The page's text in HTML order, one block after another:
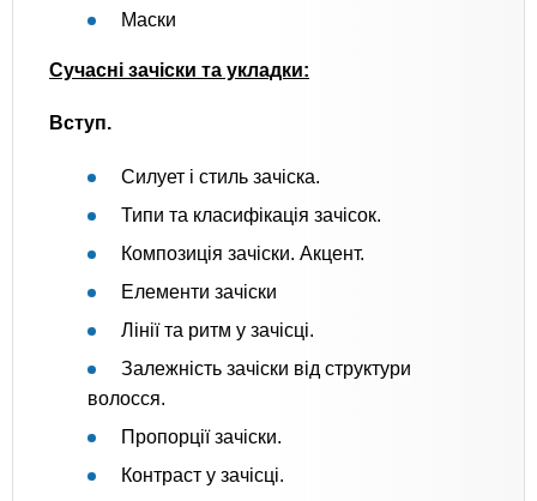
Маски
Сучасні зачіски та укладки:
Вступ.
Силует і стиль зачіска.
Типи та класифікація зачісок.
Композиція зачіски. Акцент.
Елементи зачіски
Лінії та ритм у зачісці.
Залежність зачіски від структури
волосся.
Пропорції зачіски.
Контраст у зачісці.